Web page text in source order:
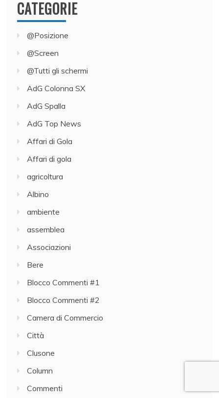
CATEGORIE
@Posizione
@Screen
@Tutti gli schermi
AdG Colonna SX
AdG Spalla
AdG Top News
Affari di Gola
Affari di gola
agricoltura
Albino
ambiente
assemblea
Associazioni
Bere
Blocco Commenti #1
Blocco Commenti #2
Camera di Commercio
Città
Clusone
Column
Commenti